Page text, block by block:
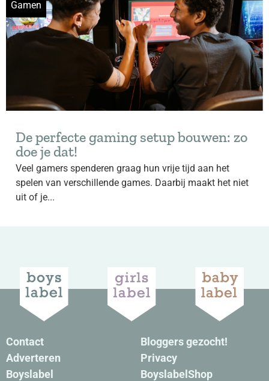
Gamen
De perfecte gaming setup bouwen: zo
doe je dat!
Veel gamers spenderen graag hun vrije tijd aan het
spelen van verschillende games. Daarbij maakt het niet
uit of je...
Contact
Adverteren
Boyslabel
Bloggers gezocht!
Privacy
BoyslabelShop